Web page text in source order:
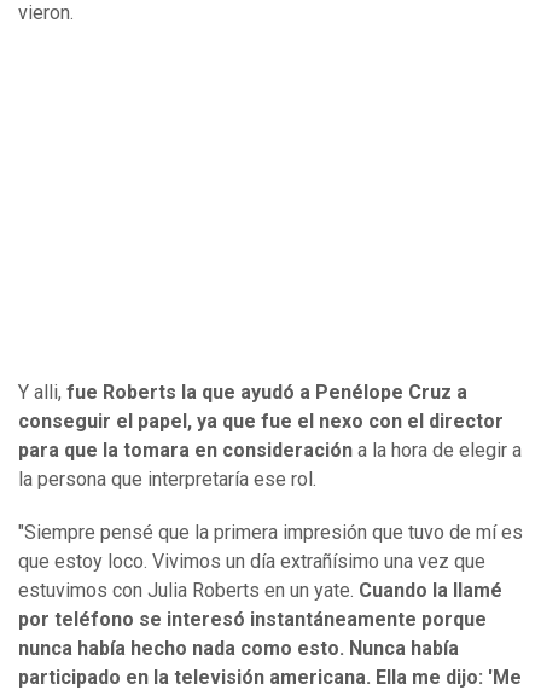
vieron.
Y alli, fue Roberts la que ayudó a Penélope Cruz a
conseguir el papel, ya que fue el nexo con el director
para que la tomara en consideración a la hora de elegir a
la persona que interpretaría ese rol.
"Siempre pensé que la primera impresión que tuvo de mí es
que estoy loco. Vivimos un día extrañísimo una vez que
estuvimos con Julia Roberts en un yate. Cuando la llamé
por teléfono se interesó instantáneamente porque
nunca había hecho nada como esto. Nunca había
participado en la televisión americana. Ella me dijo: 'Me